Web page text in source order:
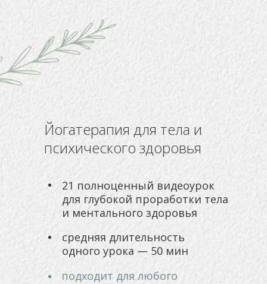
ОНЛАЙН-КУРСЫ
Йогатерапия для тела и
психического здоровья
21 полноценный видеоурок
для глубокой проработки тела
и ментального здоровья
средняя длительность
одного урока — 50 мин
подходит для любого